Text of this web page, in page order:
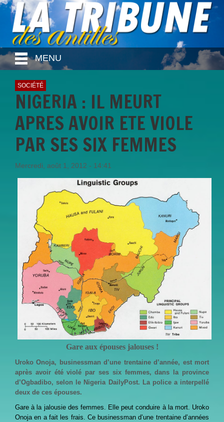
MENU
SOCIÉTÉ
NIGERIA : IL MEURT
APRES AVOIR ETE VIOLE
PAR SES SIX FEMMES
Mercredi, août 1, 2012 - 14:41
Gare aux épouses jalouses !
Uroko Onoja, businessman d’une trentaine d’année, est mort
après avoir été violé par ses six femmes, dans la province
d’Ogbadibo, selon le Nigeria DailyPost. La police a interpellé
deux de ces épouses.
Gare à la jalousie des femmes. Elle peut conduire à la mort. Uroko
Onoja en a fait les frais. Ce businessman d’une trentaine d’années